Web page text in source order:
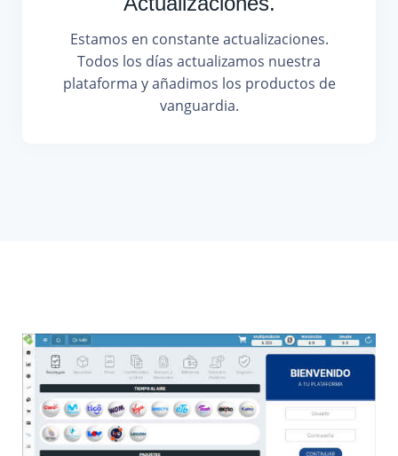
Estamos en constante actualizaciones.
Todos los días actualizamos nuestra
plataforma y añadimos los productos de
vanguardia.